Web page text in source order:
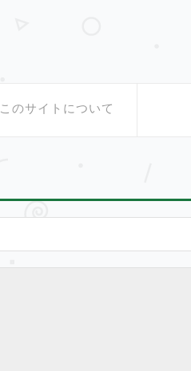
このサイトについて